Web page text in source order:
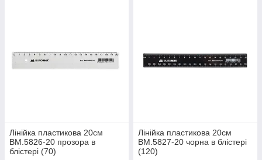
Лінійка пластикова 20см
BM.5826-20 прозора в
блістері (70)
Лінійка пластикова 20см
BM.5827-20 чорна в блістері
(120)